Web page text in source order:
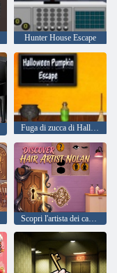
Hunter House Escape
Fuga di zucca di Halloween
Scopri l'artista dei capelli Nolan